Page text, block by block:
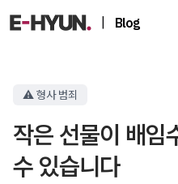
Blog
⚠️ 형사 범죄
작은 선물이 배임
수 있습니다